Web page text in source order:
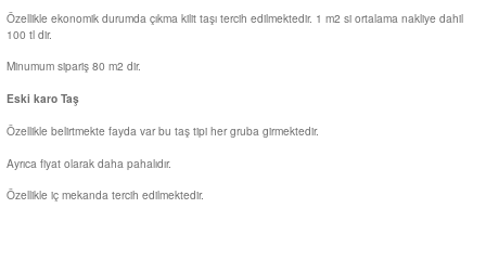
Özellikle ekonomik durumda çıkma kilit taşı tercih edilmektedir. 1 m2 si ortalama nakliye dahil
100 tl dir.
Minumum sipariş 80 m2 dir.
Eski karo Taş
Özellikle belirtmekte fayda var bu taş tipi her gruba girmektedir.
Ayrıca fiyat olarak daha pahalıdır.
Özellikle iç mekanda tercih edilmektedir.